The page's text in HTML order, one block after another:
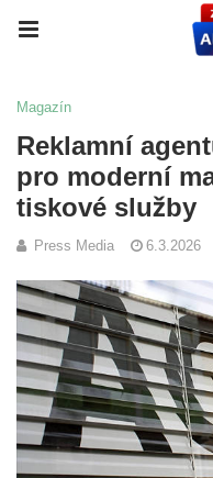
Magazín
Reklamní
pro moderní
tiskové služby
Press Media 6.3.2026